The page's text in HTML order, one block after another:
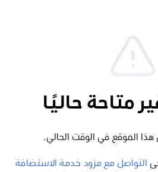
متاحة حاليًا
هذا الموقع في الوقت الحالي.
التواصل مع مزود خدمة الاستضافة